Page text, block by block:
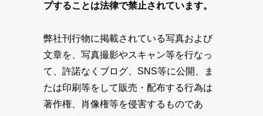
プすることは法律で禁止されています。
弊社刊行物に掲載されている写真および
文章を、写真撮影やスキャン等を行なっ
て、許諾なくブログ、SNS等に公開、ま
たは印刷等をして販売・配布する行為は
著作権、肖像権等を侵害するものであ